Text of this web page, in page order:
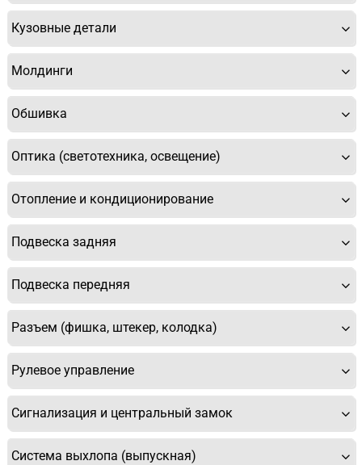
Кузовные детали
Молдинги
Обшивка
Оптика (светотехника, освещение)
Отопление и кондиционирование
Подвеска задняя
Подвеска передняя
Разъем (фишка, штекер, колодка)
Рулевое управление
Сигнализация и центральный замок
Система выхлопа (выпускная)